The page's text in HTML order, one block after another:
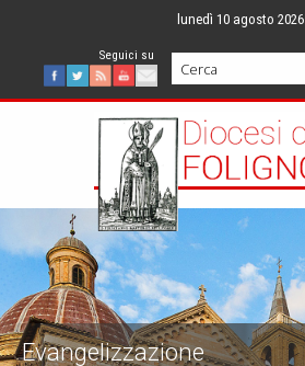
content
lunedì 10 agosto 2026
Facebook
Twitter
FeedYoutube
Mail
Evangelizzazione